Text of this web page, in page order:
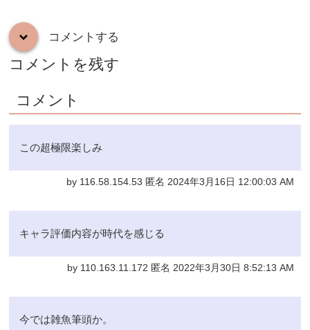
down コメントする
コメントを残す
コメント
この超極限楽しみ
by 116.58.154.53 匿名 2024年3月16日 12:00:03 AM
キャラ評価内容が時代を感じる
by 110.163.11.172 匿名 2022年3月30日 8:52:13 AM
今では雑魚筆頭か。